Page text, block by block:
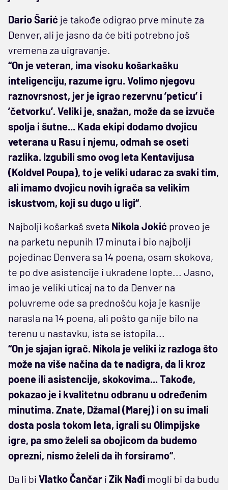
Dario Šarić je takođe odigrao prve minute za
Denver, ali je jasno da će biti potrebno još
vremena za uigravanje.
“On je veteran, ima visoku košarkašku
inteligenciju, razume igru. Volimo njegovu
raznovrsnost, jer je igrao rezervnu ’peticu’ i
’četvorku’. Veliki je, snažan, može da se izvuče
spolja i šutne... Kada ekipi dodamo dvojicu
veterana u Rasu i njemu, odmah se oseti
razlika. Izgubili smo ovog leta Kentavijusa
(Koldvel Poupa), to je veliki udarac za svaki tim,
ali imamo dvojicu novih igrača sa velikim
iskustvom, koji su dugo u ligi“.
Najbolji košarkaš sveta Nikola Jokić proveo je
na parketu nepunih 17 minuta i bio najbolji
pojedinac Denvera sa 14 poena, osam skokova,
te po dve asistencije i ukradene lopte... Jasno,
imao je veliki uticaj na to da Denver na
poluvreme ode sa prednošću koja je kasnije
narasla na 14 poena, ali pošto ga nije bilo na
terenu u nastavku, ista se istopila...
“On je sjajan igrač. Nikola je veliki iz razloga što
može na više načina da te nadigra, da li kroz
poene ili asistencije, skokovima... Takođe,
pokazao je i kvalitetnu odbranu u određenim
minutima. Znate, Džamal (Marej) i on su imali
dosta posla tokom leta, igrali su Olimpijske
igre, pa smo želeli sa obojicom da budemo
oprezni, nismo želeli da ih forsiramo“.
Da li bi Vlatko Čančar i Zik Nađi mogli bi da budu